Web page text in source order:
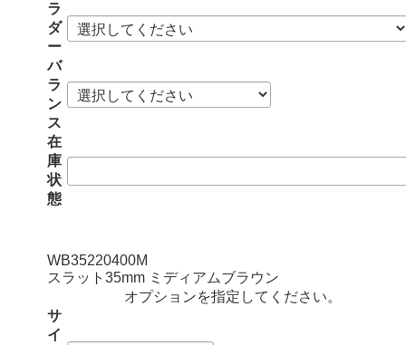
ラ
ダ
ー
バ
ラ
ン
ス
在
庫
状
態
WB35220400M
スラット35mm ミディアムブラウン
オプションを指定してください。
サ
イ